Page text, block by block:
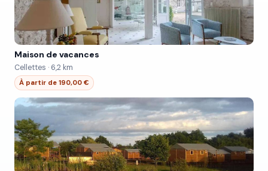
Maison de vacances
Cellettes · 6,2 km
À partir de 190,00 €